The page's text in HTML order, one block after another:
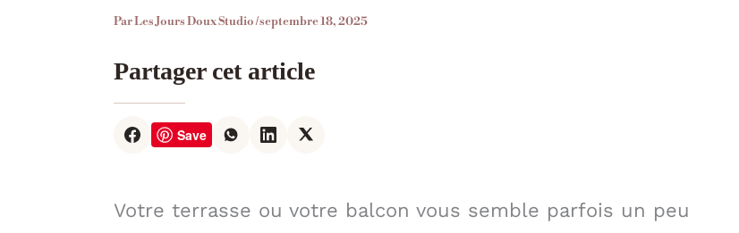
ParLes Jours Doux Studio/septembre 18, 2025
Partager cet article
Save
Votre terrasse ou votre balcon vous semble parfois un peu